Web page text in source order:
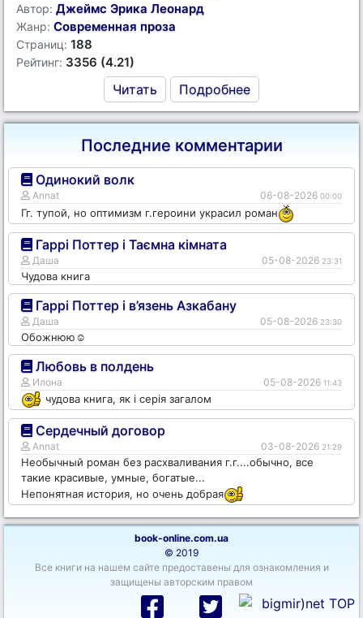
Автор: Джеймс Эрика Леонард
Жанр: Современная проза
Страниц: 188
Рейтинг: 3356 (4.21)
Читать Подробнее
Последние комментарии
Одинокий волк
Annat 06-08-2026 00:00
Гг. тупой, но оптимизм г.героини украсил роман
Гаррі Поттер і Таємна кімната
Даша 05-08-2026 23:31
Чудова книга
Гаррі Поттер і в’язень Азкабану
Даша 05-08-2026 23:30
Обожнюю☺️
Любовь в полдень
Илона 05-08-2026 11:43
чудова книга, як і серія загалом
Сердечный договор
Annat 03-08-2026 21:29
Необычный роман без расхваливания г.г....обычно, все
такие красивые, умные, богатые...
Непонятная история, но очень добрая
book-online.com.ua
© 2019
Все книги на нашем сайте предоставены для ознакомления и
защищены авторским правом